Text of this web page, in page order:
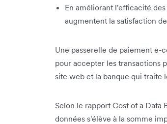
En améliorant l'efficacité
augmentent la satisfaction
Une passerelle de paiement
pour accepter les transactions
site web et la banque qui traite
Selon le rapport Cost of a
données s'élève à la somme